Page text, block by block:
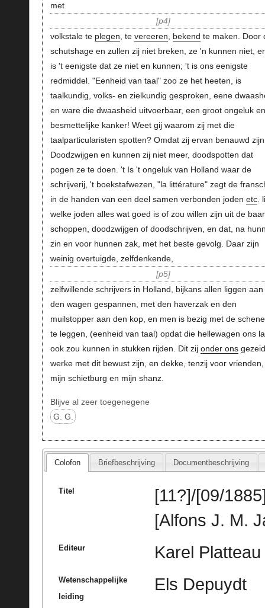
met
p4
volkstale te plegen , te vereeren bekend te maken. Door
schutshage en zullen zij niet breken, ze 'n kunnen niet,
is 't eenigste dat ze niet en kunnen; 't is ons eenigste
redmiddel. "Eenheid van taal" zoo ze het heeten, is
taalkundig, volks- en zielkundig gesproken, eene
en ware die dwaasheid uitvoerbaar, een groot ongeluk en
besmettelijke kanker! Weet gij waarom zij met die
taalparticularisten spotten? Omdat zij ervan benauwd
Doodzwijgen en kunnen zij niet meer, doodspotten dat
pogen ze te doen. 't Is 't ongeluk van Holland waar de
schrijverij, 't boekstafwezen, "la littérature" zegt de
in de handen van een deel samen verbonden joden etc.
welke joden alles wat goed is of zou willen zijn uit de
schoppen, doodzwijgen of doodschrijven, en dat, na
zin en voor hunnen zak, met het beste gevolg. Daar zijn
weinig overtuigde, zelfdenkende,
p5
zelfwillende schrijvers in Holland, bijkans allen liggen aan
den wagen gespannen, met den haverzak en den
muilstopper aan den kop, en men is bezig met de
te leggen, (eenheid van taal) opdat die hellewagen ons
ook zou kunnen in stukken rijden. Dit zij onder ons
werke met dit bewust zijn, en dekke, tenzij voor vrienden,
mijn schietburg en mijn shanz.
Blijve al zeer toegenegene
G. G.
Colofon Briefbeschrijving Documentbeschrijving
Titel
[11?]/[09/
[Alfons J. M.
Editeur Karel Platteau
Wetenschappelijke
leiding
Els Depuydt